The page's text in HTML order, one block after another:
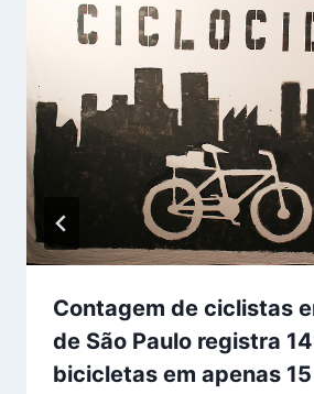
Contagem de ciclistas
de São Paulo registra
bicicletas em apenas